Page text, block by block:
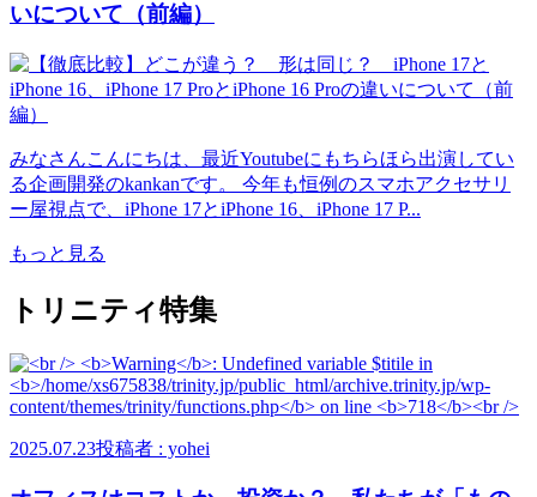
いについて（前編）
みなさんこんにちは、最近Youtubeにもちらほら出演してい
る企画開発のkankanです。 今年も恒例のスマホアクセサリ
ー屋視点で、iPhone 17とiPhone 16、iPhone 17 P...
もっと見る
トリニティ特集
2025.07.23投稿者 : yohei